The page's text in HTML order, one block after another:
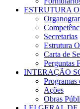
ESTRUTURA
Secretarias
Estrutura
Carta de
Perguntas
INTERAÇÃO
Programas
Ações
Obras